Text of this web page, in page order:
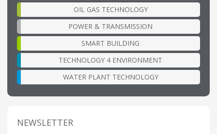
OIL GAS TECHNOLOGY
POWER & TRANSMISSION
SMART BUILDING
TECHNOLOGY 4 ENVIRONMENT
WATER PLANT TECHNOLOGY
NEWSLETTER